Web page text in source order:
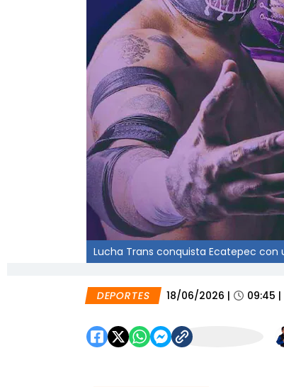
Lucha Trans conquista Ecatepec
DEPORTES 18/06/2026 | 09:45 |